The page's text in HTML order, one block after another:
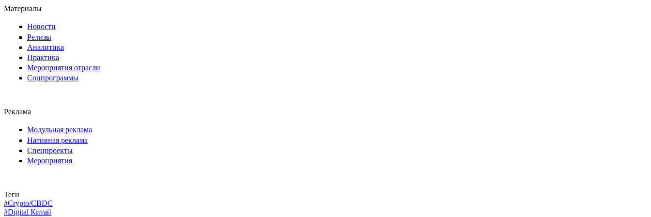
Материалы
Новости
Релизы
Аналитика
Практика
Мероприятия отрасли
Соцпрограммы
Реклама
Модульная реклама
Нативная реклама
Спецпроекты
Мероприятия
Теги
#Crypto/CBDC
#Digital Китай